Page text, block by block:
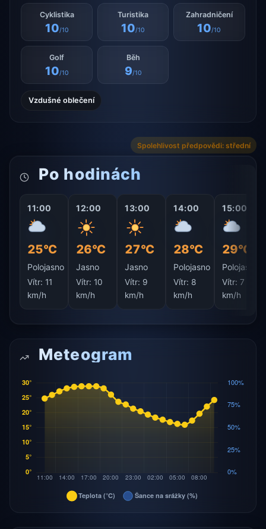
Cyklistika
10/10
Turistika
10/10
Zahradničení
10/10
Golf
10/10
Běh
9/10
Vzdušné oblečení
Spolehlivost předpovědi: střední
Po hodinách
11:00
25°C
Polojasno
Vítr: 11
km/h
12:00
26°C
Jasno
Vítr: 10
km/h
13:00
27°C
Jasno
Vítr: 9
km/h
14:00
28°C
Polojasno
Vítr: 8
km/h
15:00
29°C
Polojasno
Vítr: 7
km/h
Meteogram